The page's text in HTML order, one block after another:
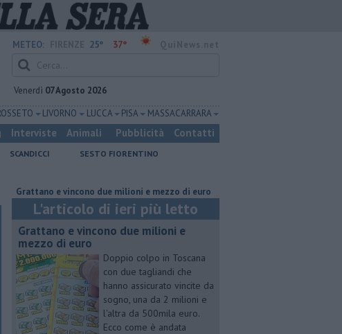
METEO: 25° 37°
Venerdì 07 Agosto 2026
LIVORNO LUCCA PISA MASSA CARRARA
Interviste Animali Pubblicità Contatti
SCANDICCI
SESTO FIORENTINO
e vincono due milioni e mezzo di euro Lavori sulla Firenze-Roma, i treni
L'articolo di ieri più letto
Grattano e vincono due milioni e
mezzo di euro
Doppio colpo in Toscana
con due tagliandi che
hanno assicurato vincite da
sogno, una da 2 milioni e
l'altra da 500mila euro.
Ecco come è andata